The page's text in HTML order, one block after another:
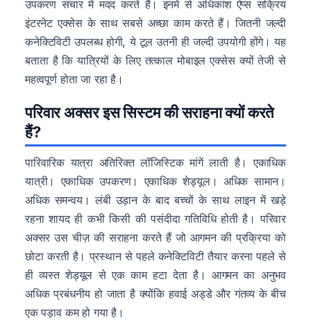
उपकरण संचार में मदद करते हैं। इनमें से अधिकांश ऐप्स सक्रिय
इंटरनेट एक्सेस के साथ सबसे अच्छा काम करते हैं। जितनी जल्दी
कनेक्टिविटी उपलब्ध होगी, ये टूल उतनी ही जल्दी उपयोगी होंगे। यह
बताता है कि यात्रियों के लिए तत्काल मोबाइल एक्सेस क्यों तेजी से
महत्वपूर्ण होता जा रहा है।
परिवार अक्सर इस सिस्टम की सराहना क्यों करते
हैं?
पारिवारिक यात्रा अतिरिक्त लॉजिस्टिक मांगें लाती है। एकाधिक
यात्री। एकाधिक उपकरण। एकाधिक शेड्यूल। अधिक सामान।
अधिक समन्वय। लंबी उड़ान के बाद बच्चों के साथ लाइन में खड़े
रहना शायद ही कभी किसी की पसंदीदा गतिविधि होती है। परिवार
अक्सर उस चीज़ की सराहना करते हैं जो आगमन की प्रक्रिया को
छोटा करती है। प्रस्थान से पहले कनेक्टिविटी तैयार करना पहले से
ही व्यस्त शेड्यूल से एक काम हटा देता है। आगमन का अनुभव
अधिक प्रबंधनीय हो जाता है क्योंकि हवाई अड्डे और गंतव्य के बीच
एक पड़ाव कम हो गया है।